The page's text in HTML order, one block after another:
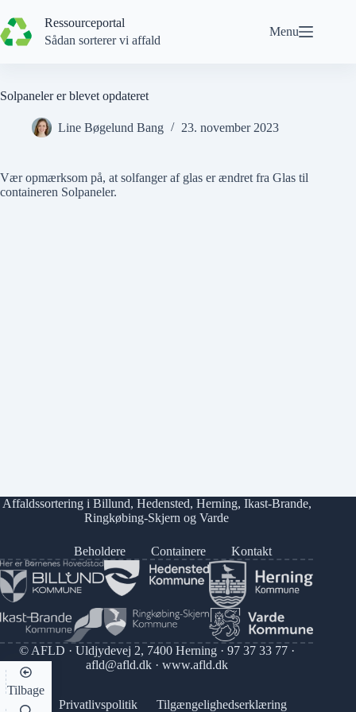
til
indhold
Ressourceportal
Sådan sorterer vi affald
Menu
Solpaneler er blevet opdateret
Line Bøgelund Bang 23. november 2023
Vær opmærksom på, at solfanger af glas er ændret fra Glas til
containeren Solpaneler.
Affaldssortering i Billund, Hedensted, Herning, Ikast-Brande,
Ringkøbing-Skjern ogVarde
Beholdere Containere Kontakt
© AFLD · Uldjydevej 2, 7400 Herning · 97 37 33 77·
afld@afld.dk· www.afld.dk
Privatlivspolitik Tilgængelighedserklæring
Tilbage